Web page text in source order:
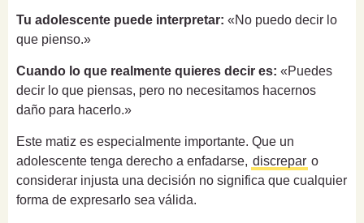
Tu adolescente puede interpretar: «No puedo decir lo
que pienso.»
Cuando lo que realmente quieres decir es: «Puedes
decir lo que piensas, pero no necesitamos hacernos
daño para hacerlo.»
Este matiz es especialmente importante. Que un
adolescente tenga derecho a enfadarse, discrepar o
considerar injusta una decisión no significa que cualquier
forma de expresarlo sea válida.